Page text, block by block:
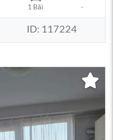
1 Băi -
ID: 117224